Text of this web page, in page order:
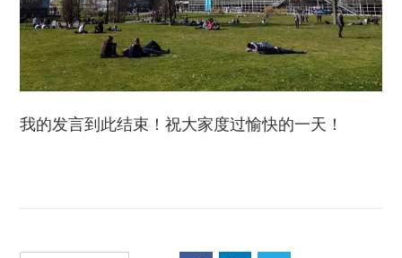
我的发言到此结束！祝大家度过愉快的一天！